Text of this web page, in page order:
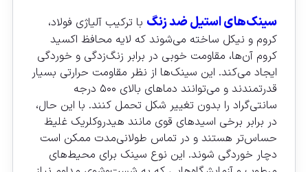
سینک‌های استیل ضد زنگ با ترکیب آلیاژی فولاد،
کروم و نیکل ساخته می‌شوند که لایه محافظ اکسید
کروم آن‌ها، مقاومت خوبی در برابر زنگ‌زدگی و خوردگی
ایجاد می‌کند. این سینک‌ها از نظر مقاومت حرارتی بسیار
قدرتمندند و می‌توانند دماهای بالای ۵۰۰ درجه
سانتی‌گراد را بدون تغییر شکل تحمل کنند. با این حال،
در برابر برخی اسیدهای قوی مانند هیدروکلریک غلیظ
حساس‌تر هستند و در تماس طولانی‌مدت ممکن است
دچار خوردگی شوند. این نوع سینک برای محیط‌های